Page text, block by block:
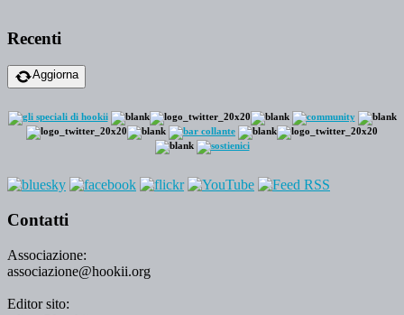
Recenti
Aggiorna
Contatti
Associazione:
associazione@hookii.org
Editor sito: